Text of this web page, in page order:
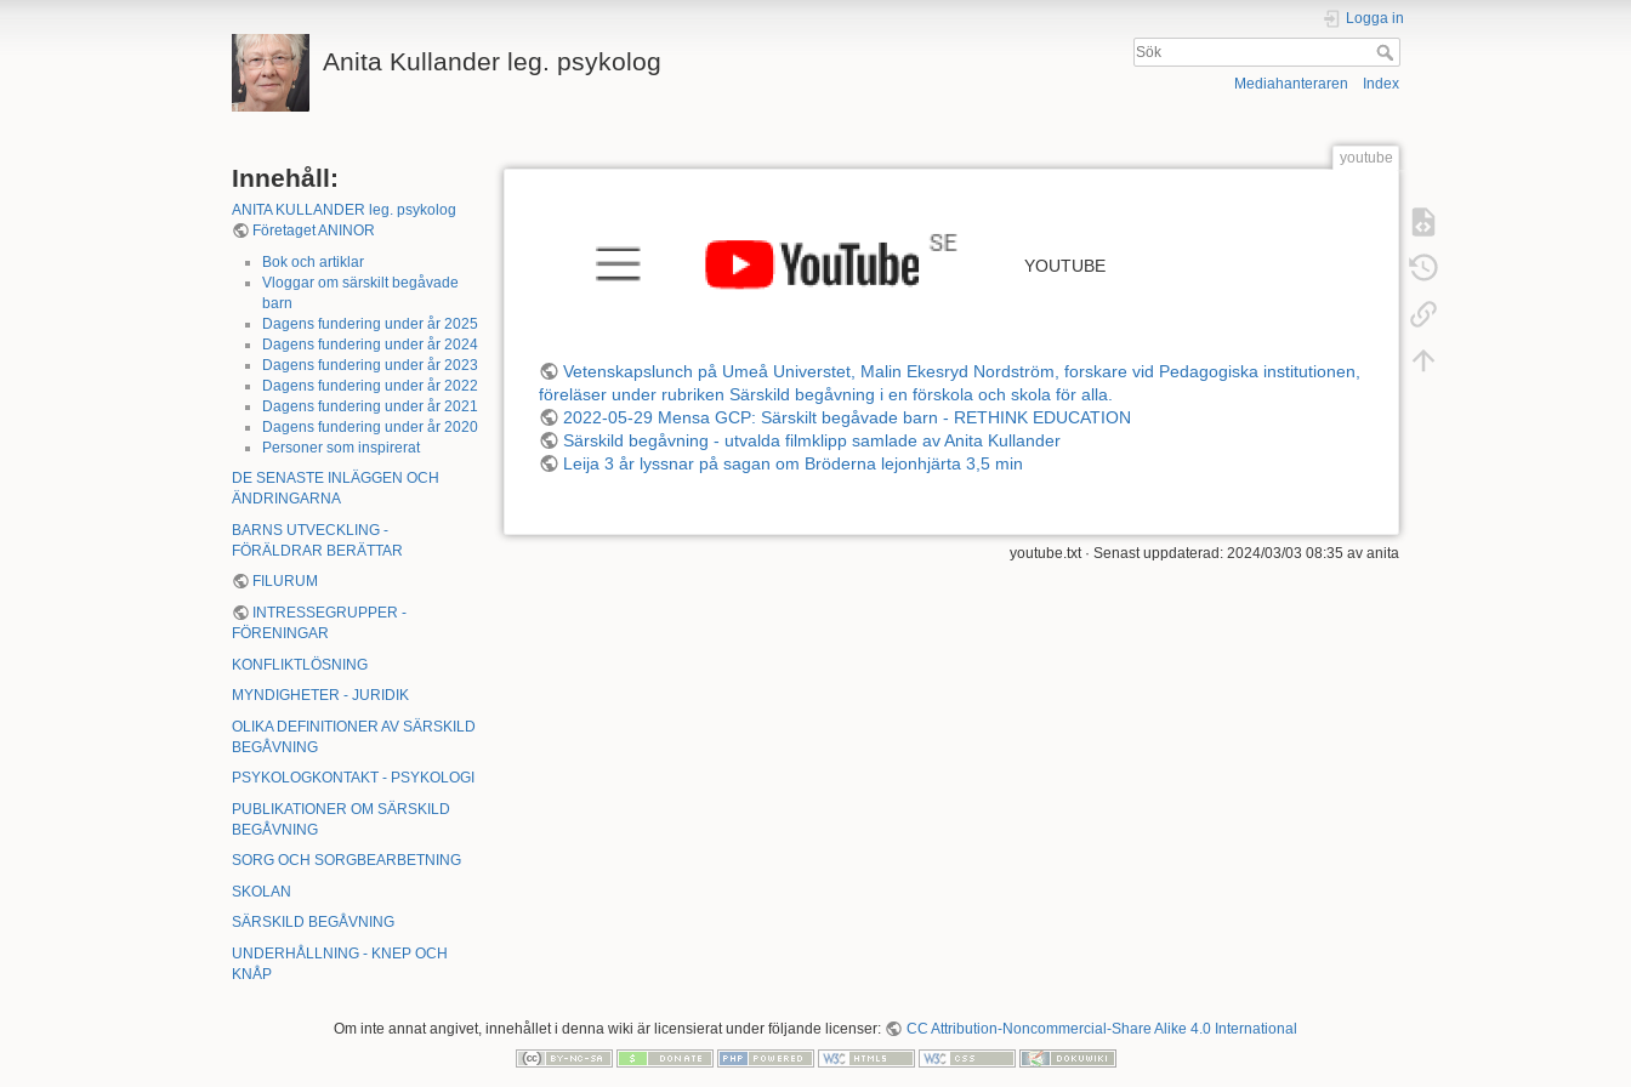
Anita Kullander leg. psykolog
Logga in
Mediahanteraren Index
Innehåll:
ANITA KULLANDER leg. psykolog
Företaget ANINOR
Bok och artiklar
Vloggar om särskilt begåvade
barn
Dagens fundering under år 2025
Dagens fundering under år 2024
Dagens fundering under år 2023
Dagens fundering under år 2022
Dagens fundering under år 2021
Dagens fundering under år 2020
Personer som inspirerat
DE SENASTE INLÄGGEN OCH
ÄNDRINGARNA
BARNS UTVECKLING -
FÖRÄLDRAR BERÄTTAR
FILURUM
INTRESSEGRUPPER -
FÖRENINGAR
KONFLIKTLÖSNING
MYNDIGHETER - JURIDIK
OLIKA DEFINITIONER AV SÄRSKILD
BEGÅVNING
PSYKOLOGKONTAKT - PSYKOLOGI
PUBLIKATIONER OM SÄRSKILD
BEGÅVNING
SORG OCH SORGBEARBETNING
SKOLAN
SÄRSKILD BEGÅVNING
UNDERHÅLLNING - KNEP OCH
KNÅP
youtube
YOUTUBE
Vetenskapslunch på Umeå Universtet, Malin Ekesryd Nordström, forskare vid Pedagogiska institutionen,
föreläser under rubriken Särskild begåvning i en förskola och skola för alla.
2022-05-29 Mensa GCP: Särskilt begåvade barn - RETHINK EDUCATION
Särskild begåvning - utvalda filmklipp samlade av Anita Kullander
Leija 3 år lyssnar på sagan om Bröderna lejonhjärta 3,5 min
youtube.txt· Senast uppdaterad: 2024/03/03 08:35 av anita
Om inte annat angivet, innehållet i denna wiki är licensierat under följande licenser: CC Attribution-Noncommercial-Share Alike 4.0 International